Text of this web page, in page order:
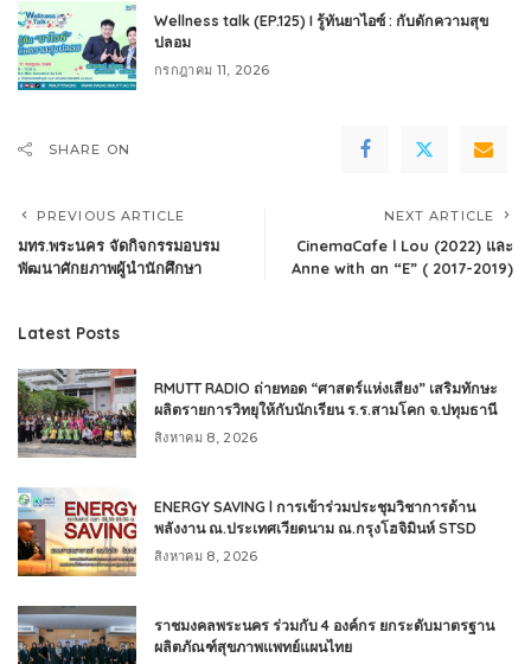
Wellness talk (EP.125) I รู้ทันยาไอซ์ : กับดักความสุข
ปลอม
กรกฎาคม 11, 2026
SHARE ON
PREVIOUS ARTICLE
มทร.พระนคร จัดกิจกรรมอบรม
พัฒนาศักยภาพผู้นำนักศึกษา
NEXT ARTICLE
CinemaCafe l Lou (2022) และ
Anne with an “E” ( 2017-2019)
Latest Posts
RMUTT RADIO ถ่ายทอด “ศาสตร์แห่งเสียง” เสริมทักษะ
ผลิตรายการวิทยุให้กับนักเรียน ร.ร.สามโคก จ.ปทุมธานี
สิงหาคม 8, 2026
ENERGY SAVING l การเข้าร่วมประชุมวิชาการด้าน
พลังงาน ณ.ประเทศเวียดนาม ณ.กรุงโฮจิมินห์ STSD
สิงหาคม 8, 2026
ราชมงคลพระนคร ร่วมกับ 4 องค์กร ยกระดับมาตรฐาน
ผลิตภัณฑ์สุขภาพแพทย์แผนไทย